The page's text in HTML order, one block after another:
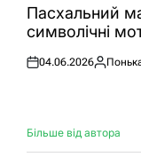
УПасхальний
символічні
Оприлюднено
04.06.2026
Більше від автора